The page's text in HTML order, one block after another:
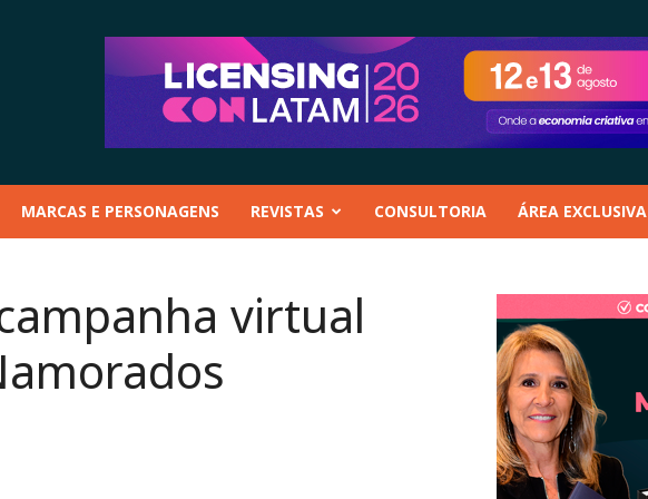
MARCAS E PERSONAGENS REVISTAS CONSULTORIA ÁREA EXCLUSIVA
virtual